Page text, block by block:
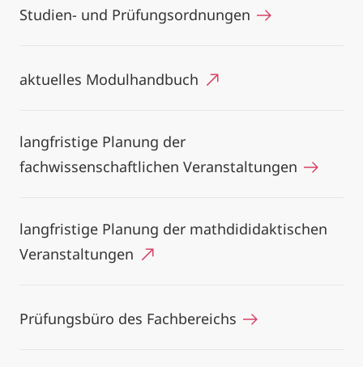
Studien- und Prüfungsordnungen
aktuelles Modulhandbuch
langfristige Planung der
fachwissenschaftlichen Veranstaltungen
langfristige Planung der mathdididaktischen
Veranstaltungen
Prüfungsbüro des Fachbereichs